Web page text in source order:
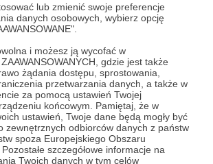
lub zmienić swoje preferencje
danych osobowych, wybierz opcję
i możesz ją wycofać w
gdzie jest także
żądania dostępu, sprostowania,
przetwarzania danych, a także w
za pomocą ustawień Twojej
końcowym. Pamiętaj, że w
ustawień, Twoje dane będą mogły być
zewnętrznych odbiorców danych z państw
spoza Europejskiego Obszaru
szczegółowe informacje na
Twoich danych w tym celów
alarmistyczne tytułu pojawiają się
Ale czy rzeczywiście jest tak źle? I
deklarują Polacy?
Korowaj polityka obronna